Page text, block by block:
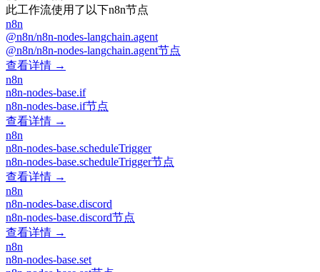
此工作流使用了以下n8n节点
n8n
@n8n/n8n-nodes-langchain.agent
@n8n/n8n-nodes-langchain.agent节点
查看详情 →
n8n
n8n-nodes-base.if
n8n-nodes-base.if节点
查看详情 →
n8n
n8n-nodes-base.scheduleTrigger
n8n-nodes-base.scheduleTrigger节点
查看详情 →
n8n
n8n-nodes-base.discord
n8n-nodes-base.discord节点
查看详情 →
n8n
n8n-nodes-base.set